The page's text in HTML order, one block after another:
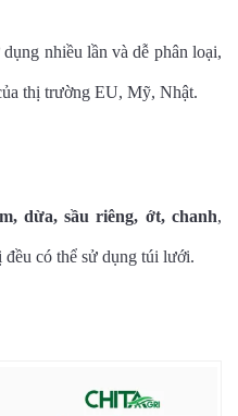
nhiều lần và dễ phân loại,
thị trường EU, Mỹ, Nhật.
dừa, sầu riêng, ớt, chanh,
đều có thể sử dụng túi lưới.